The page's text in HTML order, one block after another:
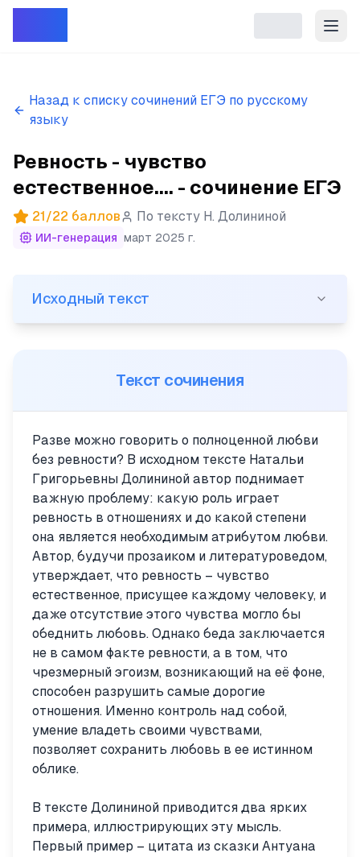
Назад к списку сочинений ЕГЭ по русскому
языку
Ревность - чувство
естественное.... - сочинение ЕГЭ
21/22 баллов По тексту Н. Долининой
ИИ-генерация март 2025 г.
(1)Ревность - чувство естественное. (2)Его в той
Исходный текст
Текст сочинения
Разве можно говорить о полноценной любви
без ревности? В исходном тексте Натальи
Григорьевны Долининой автор поднимает
важную проблему: какую роль играет
ревность в отношениях и до какой степени
она является необходимым атрибутом любви.
Автор, будучи прозаиком и литературоведом,
утверждает, что ревность – чувство
естественное, присущее каждому человеку, и
даже отсутствие этого чувства могло бы
обеднить любовь. Однако беда заключается
не в самом факте ревности, а в том, что
чрезмерный эгоизм, возникающий на её фоне,
способен разрушить самые дорогие
отношения. Именно контроль над собой,
умение владеть своими чувствами,
позволяет сохранить любовь в ее истинном
облике.
В тексте Долининой приводится два ярких
примера, иллюстрирующих эту мысль.
Первый пример – цитата из сказки Антуана